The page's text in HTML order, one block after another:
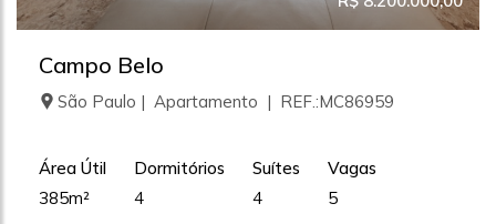
Campo Belo
São Paulo | Apartamento | REF.:MC86959
Área Útil
385m²
Dormitórios
4
Suítes
4
Vagas
5